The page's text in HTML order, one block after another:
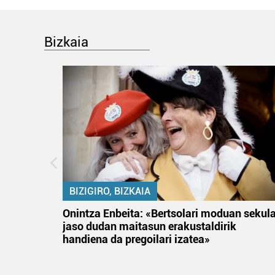
Bizkaia
BIZIGIRO, BIZKAIA
Onintza Enbeita: «Bertsolari moduan
jaso dudan maitasun erakustaldirik
handiena da pregoilari izatea»